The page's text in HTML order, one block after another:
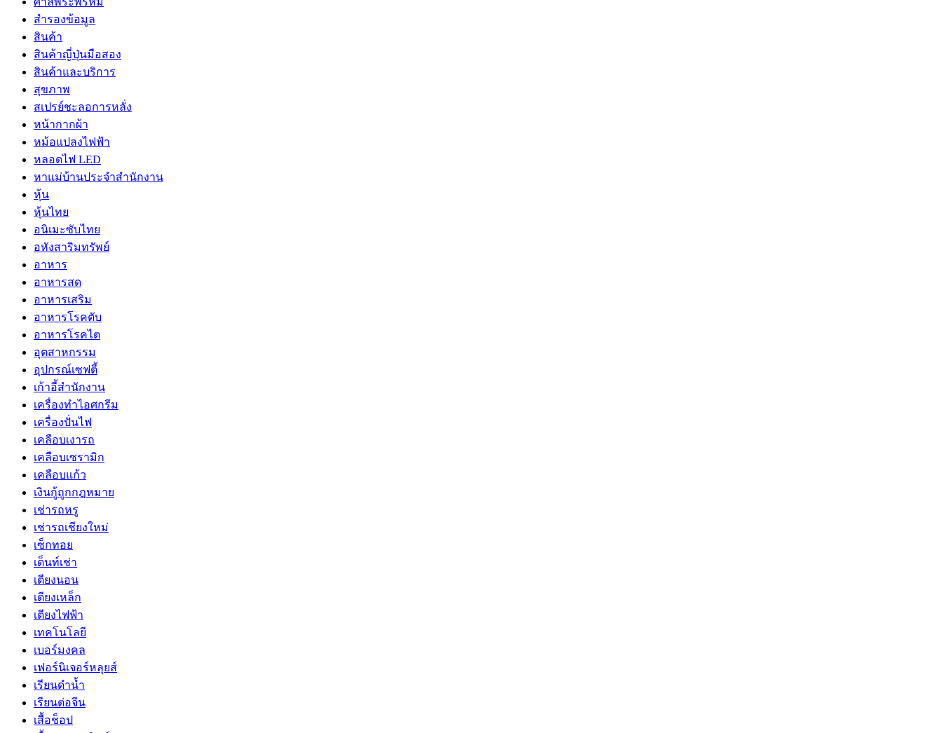
สำรองข้อมูล
สินค้า
สินค้าญี่ปุ่นมือสอง
สินค้าและบริการ
สุขภาพ
สเปรย์ชะลอการหลั่ง
หน้ากากผ้า
หม้อแปลงไฟฟ้า
หลอดไฟ LED
หาแม่บ้านประจำสำนักงาน
หุ้น
หุ้นไทย
อนิเมะซับไทย
อหังสาริมทรัพย์
อาหาร
อาหารสด
อาหารเสริม
อาหารโรคตับ
อาหารโรคไต
อุตสาหกรรม
อุปกรณ์เซฟตี้
เก้าอี้สำนักงาน
เครื่องทำไอศกรีม
เครื่องปั่นไฟ
เคลือบเงารถ
เคลือบเซรามิก
เคลือบแก้ว
เงินกู้ถูกกฎหมาย
เช่ารถหรู
เช่ารถเชียงใหม่
เซ็กทอย
เต็นท์เช่า
เตียงนอน
เตียงเหล็ก
เตียงไฟฟ้า
เทคโนโลยี
เบอร์มงคล
เฟอร์นิเจอร์หลุยส์
เรียนดำน้ำ
เรียนต่อจีน
เสื้อช็อป